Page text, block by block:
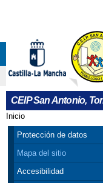
CEIP San Antonio,
Se
Inicio
Protección de datos
Mapa del sitio
Accesibilidad